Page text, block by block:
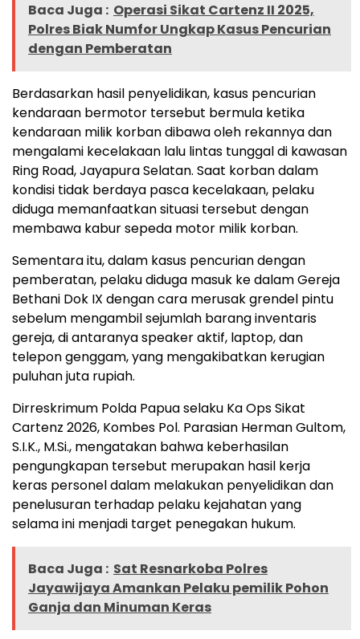
Baca Juga : Operasi Sikat Cartenz II 2025,
Polres Biak Numfor Ungkap Kasus Pencurian
dengan Pemberatan
Berdasarkan hasil penyelidikan, kasus pencurian
kendaraan bermotor tersebut bermula ketika
kendaraan milik korban dibawa oleh rekannya dan
mengalami kecelakaan lalu lintas tunggal di kawasan
Ring Road, Jayapura Selatan. Saat korban dalam
kondisi tidak berdaya pasca kecelakaan, pelaku
diduga memanfaatkan situasi tersebut dengan
membawa kabur sepeda motor milik korban.
Sementara itu, dalam kasus pencurian dengan
pemberatan, pelaku diduga masuk ke dalam Gereja
Bethani Dok IX dengan cara merusak grendel pintu
sebelum mengambil sejumlah barang inventaris
gereja, di antaranya speaker aktif, laptop, dan
telepon genggam, yang mengakibatkan kerugian
puluhan juta rupiah.
Dirreskrimum Polda Papua selaku Ka Ops Sikat
Cartenz 2026, Kombes Pol. Parasian Herman Gultom,
S.I.K., M.Si., mengatakan bahwa keberhasilan
pengungkapan tersebut merupakan hasil kerja
keras personel dalam melakukan penyelidikan dan
penelusuran terhadap pelaku kejahatan yang
selama ini menjadi target penegakan hukum.
Baca Juga : Sat Resnarkoba Polres
Jayawijaya Amankan Pelaku pemilik Pohon
Ganja dan Minuman Keras